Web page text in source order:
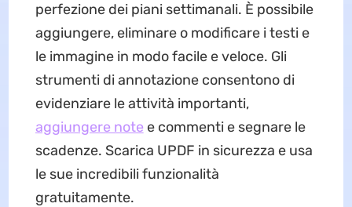
perfezione dei piani settimanali. È possibile
aggiungere, eliminare o modificare i testi e
le immagine in modo facile e veloce. Gli
strumenti di annotazione consentono di
evidenziare le attività importanti,
aggiungere note e commenti e segnare le
scadenze. Scarica UPDF in sicurezza e usa
le sue incredibili funzionalità
gratuitamente.